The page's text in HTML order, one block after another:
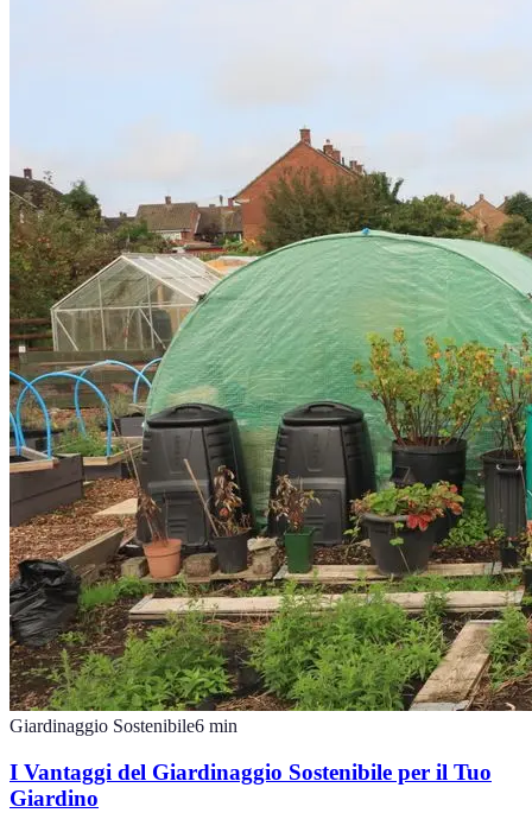
Giardinaggio Sostenibile6 min
I Vantaggi del Giardinaggio Sostenibile per il Tuo
Giardino